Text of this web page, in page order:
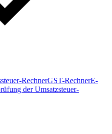
RechnerGST-RechnerE-
der Umsatzsteuer-